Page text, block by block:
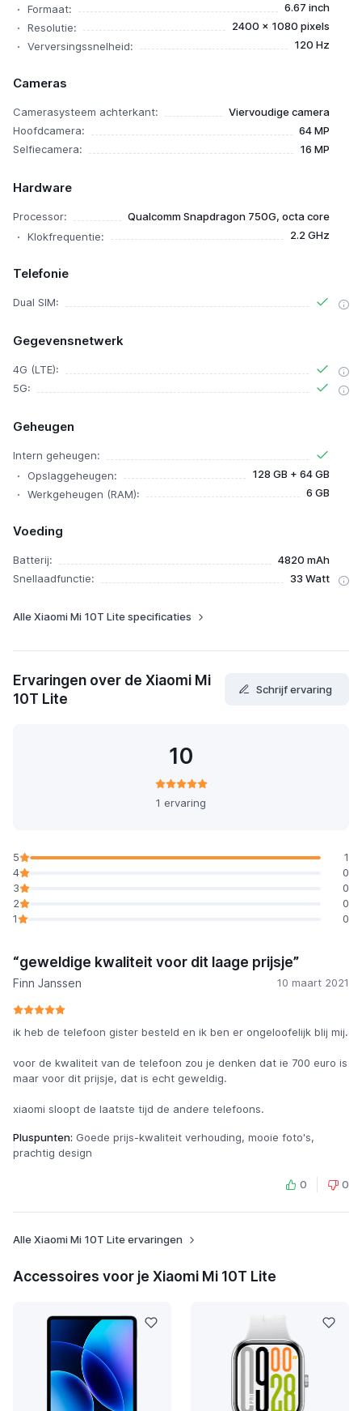
Formaat:
6.67 inch
Resolutie:
2400 x 1080 pixels
Verversingssnelheid:
120 Hz
Cameras
Camerasysteem achterkant:
Viervoudige camera
Hoofdcamera:
64 MP
Selfiecamera:
16 MP
Hardware
Processor:
Qualcomm Snapdragon 750G, octa core
Klokfrequentie:
2.2 GHz
Telefonie
Dual SIM:
Gegevensnetwerk
4G (LTE):
5G:
Geheugen
Intern geheugen:
Opslaggeheugen:
128 GB + 64 GB
Werkgeheugen (RAM):
6 GB
Voeding
Batterij:
4820 mAh
Snellaadfunctie:
33 Watt
Alle Xiaomi Mi 10T Lite specificaties
Ervaringen over de Xiaomi Mi
10T Lite
Schrijf ervaring
10
1 ervaring
5
1
4
0
3
0
2
0
1
0
“geweldige kwaliteit voor dit laage prijsje”
Finn Janssen 10 maart 2021
ik heb de telefoon gister besteld en ik ben er ongeloofelijk blij mij.
voor de kwaliteit van de telefoon zou je denken dat ie 700 euro is
maar voor dit prijsje, dat is echt geweldig.
xiaomi sloopt de laatste tijd de andere telefoons.
Pluspunten: Goede prijs-kwaliteit verhouding, mooie foto's,
prachtig design
0 0
Alle Xiaomi Mi 10T Lite ervaringen
Accessoires voor je Xiaomi Mi 10T Lite